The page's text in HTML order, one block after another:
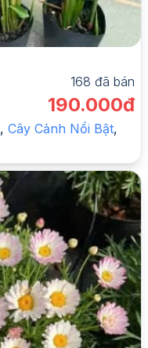
168 đã bán
190.000đ
, Cây Cảnh Nổi Bật,